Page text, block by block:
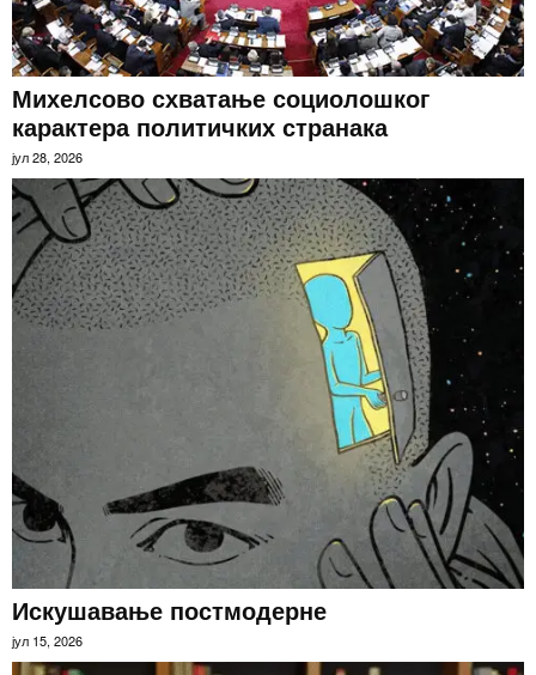
Михелсово схватање социолошког
карактера политичких странака
јул 28, 2026
Искушавање постмодерне
јул 15, 2026